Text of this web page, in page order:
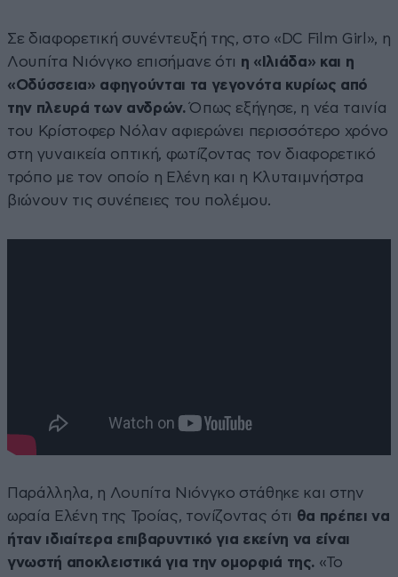
Σε διαφορετική συνέντευξή της, στο «DC Film Girl», η
Λουπίτα Νιόνγκο επισήμανε ότι η «Ιλιάδα» και η
«Οδύσσεια» αφηγούνται τα γεγονότα κυρίως από
την πλευρά των ανδρών.Όπως εξήγησε, η νέα ταινία
του Κρίστοφερ Νόλαν αφιερώνει περισσότερο χρόνο
στη γυναικεία οπτική, φωτίζοντας τον διαφορετικό
τρόπο με τον οποίο η Ελένη και η Κλυταιμνήστρα
βιώνουν τις συνέπειες του πολέμου.
Παράλληλα, η Λουπίτα Νιόνγκο στάθηκε και στην
ωραία Ελένη της Τροίας, τονίζοντας ότι θα πρέπει να
ήταν ιδιαίτερα επιβαρυντικό για εκείνη να είναι
γνωστή αποκλειστικά για την ομορφιά της. «Το